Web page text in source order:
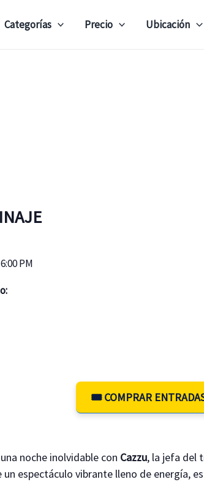
Categorías Precio Ubicación
PM
🎟️ COMPRAR
noche inolvidable con Cazzu, la jefa del
un espectáculo vibrante lleno de energía,